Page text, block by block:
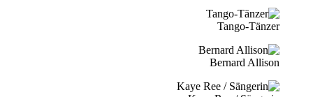
Tango-Tänzer
Bernard Allison